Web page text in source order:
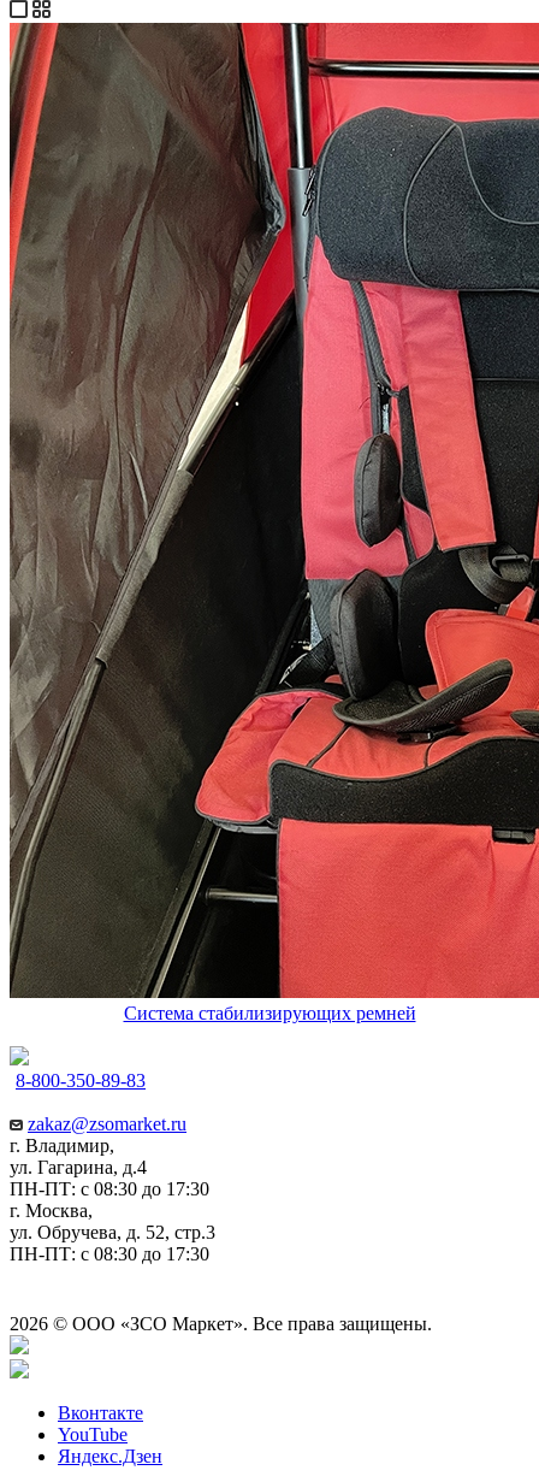
Система стабилизирующих ремней
8-800-350-89-83
zakaz@zsomarket.ru
г. Владимир,
ул. Гагарина, д.4
ПН-ПТ: с 08:30 до 17:30
г. Москва,
ул. Обручева, д. 52, стр.3
ПН-ПТ: с 08:30 до 17:30
2026 © ООО «ЗСО Маркет». Все права защищены.
Вконтакте
YouTube
Яндекс.Дзен